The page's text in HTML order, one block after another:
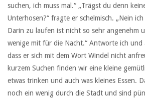
suchen, ich muss mal.“ „Trägst du denn
Unterhosen?“ fragte er schelmisch. „Nein
Darin zu laufen ist nicht so sehr angenehm
wenige mit für die Nacht.“ Antworte ich und
dass er sich mit dem Wort Windel nicht
kurzem Suchen finden wir eine kleine
etwas trinken und auch was kleines Essen.
noch ein wenig durch die Stadt und sind